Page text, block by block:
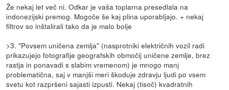
Že nekaj let več ni. Odkar je vaša toplarna presedlala na
indonezijski premog. Mogoče še kaj plina uporabljajo. + nekaj
filtrov so inštalirali tako da je malo bolje
>3. "Povsem uničena zemlja" (nasprotniki električnih vozil radi
prikazujejo fotografije geografskih območij uničene zemlje, brez
rastja in ponavadi s slabim vremenom) je mnogo manj
problematična, saj v manjši meri škoduje zdravju ljudi po vsem
svetu kot razpršeni sajasti izpusti. Nekaj (tisoč) kvadratnih